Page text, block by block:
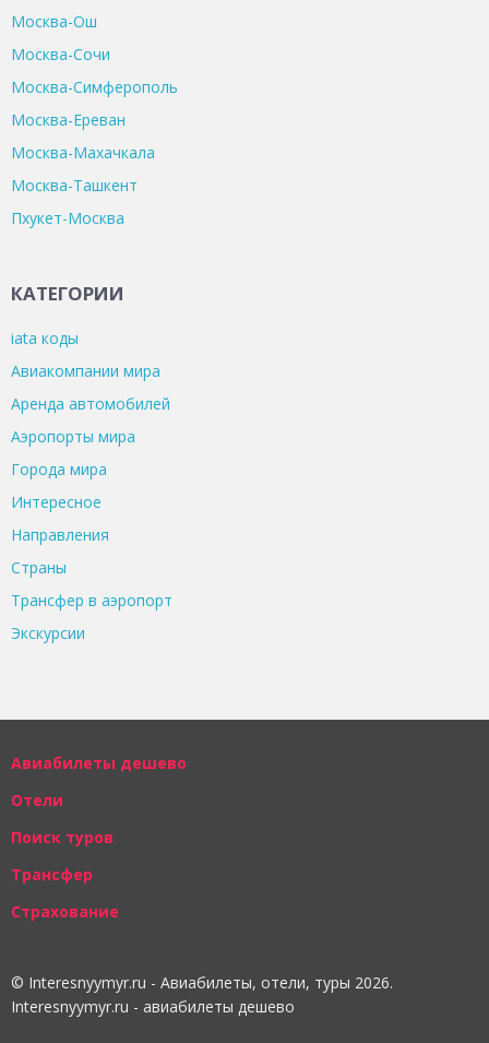
Москва-Ош
Москва-Сочи
Москва-Симферополь
Москва-Ереван
Москва-Махачкала
Москва-Ташкент
Пхукет-Москва
КАТЕГОРИИ
iata коды
Авиакомпании мира
Аренда автомобилей
Аэропорты мира
Города мира
Интересное
Направления
Страны
Трансфер в аэропорт
Экскурсии
Авиабилеты дешево
Отели
Поиск туров
Трансфер
Страхование
© Interesnyymyr.ru - Авиабилеты, отели, туры 2026.
Interesnyymyr.ru - авиабилеты дешево